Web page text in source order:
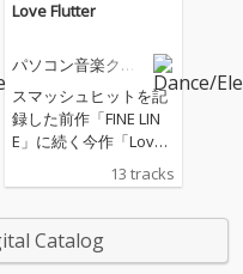
グルは長谷川白紙をヴ
になりました。2026年
はこの楽曲から駆け抜
けます。
Love Flutter
パソコン音楽クラ
スマッシュヒットを記
録した前作「FINE LIN
E」に続く今作「Love F
lutter」。これまでの彼
らの活動の音楽遍歴が
客演陣を迎え、ダンス
ミュージックというフ
13 tracks
Catalog